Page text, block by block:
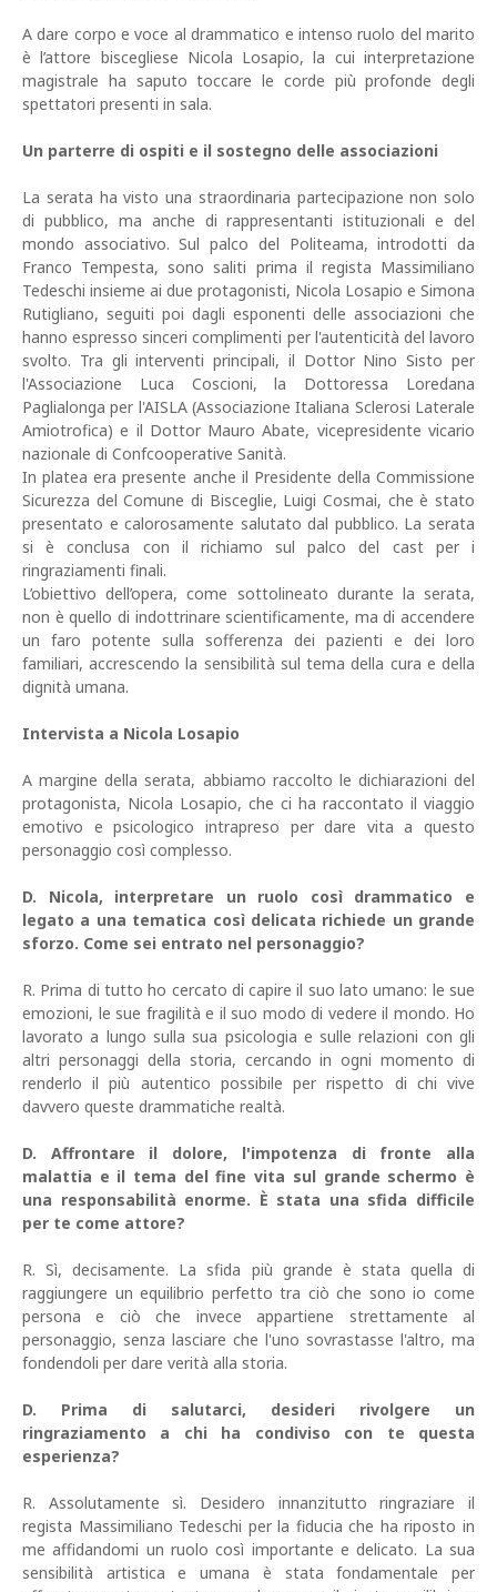
A dare corpo e voce al drammatico e intenso ruolo del marito
è l’attore biscegliese Nicola Losapio, la cui interpretazione
magistrale ha saputo toccare le corde più profonde degli
spettatori presenti in sala.
Un parterre di ospiti e il sostegno delle associazioni
La serata ha visto una straordinaria partecipazione non solo
di pubblico, ma anche di rappresentanti istituzionali e del
mondo associativo. Sul palco del Politeama, introdotti da
Franco Tempesta, sono saliti prima il regista Massimiliano
Tedeschi insieme ai due protagonisti, Nicola Losapio e Simona
Rutigliano, seguiti poi dagli esponenti delle associazioni che
hanno espresso sinceri complimenti per l'autenticità del lavoro
svolto. Tra gli interventi principali, il Dottor Nino Sisto per
l'Associazione Luca Coscioni, la Dottoressa Loredana
Paglialonga per l'AISLA (Associazione Italiana Sclerosi Laterale
Amiotrofica) e il Dottor Mauro Abate, vicepresidente vicario
nazionale di Confcooperative Sanità.
In platea era presente anche il Presidente della Commissione
Sicurezza del Comune di Bisceglie, Luigi Cosmai, che è stato
presentato e calorosamente salutato dal pubblico. La serata
si è conclusa con il richiamo sul palco del cast per i
ringraziamenti finali.
L’obiettivo dell’opera, come sottolineato durante la serata,
non è quello di indottrinare scientificamente, ma di accendere
un faro potente sulla sofferenza dei pazienti e dei loro
familiari, accrescendo la sensibilità sul tema della cura e della
dignità umana.
Intervista a Nicola Losapio
A margine della serata, abbiamo raccolto le dichiarazioni del
protagonista, Nicola Losapio, che ci ha raccontato il viaggio
emotivo e psicologico intrapreso per dare vita a questo
personaggio così complesso.
D. Nicola, interpretare un ruolo così drammatico e
legato a una tematica così delicata richiede un grande
sforzo. Come sei entrato nel personaggio?
R. Prima di tutto ho cercato di capire il suo lato umano: le sue
emozioni, le sue fragilità e il suo modo di vedere il mondo. Ho
lavorato a lungo sulla sua psicologia e sulle relazioni con gli
altri personaggi della storia, cercando in ogni momento di
renderlo il più autentico possibile per rispetto di chi vive
davvero queste drammatiche realtà.
D. Affrontare il dolore, l'impotenza di fronte alla
malattia e il tema del fine vita sul grande schermo è
una responsabilità enorme. È stata una sfida difficile
per te come attore?
R. Sì, decisamente. La sfida più grande è stata quella di
raggiungere un equilibrio perfetto tra ciò che sono io come
persona e ciò che invece appartiene strettamente al
personaggio, senza lasciare che l'uno sovrastasse l'altro, ma
fondendoli per dare verità alla storia.
D. Prima di salutarci, desideri rivolgere un
ringraziamento a chi ha condiviso con te questa
esperienza?
R. Assolutamente sì. Desidero innanzitutto ringraziare il
regista Massimiliano Tedeschi per la fiducia che ha riposto in
me affidandomi un ruolo così importante e delicato. La sua
sensibilità artistica e umana è stata fondamentale per